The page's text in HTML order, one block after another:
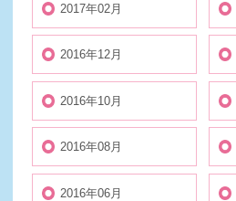
2017年02月
2016年12月
2016年10月
2016年08月
2016年06月